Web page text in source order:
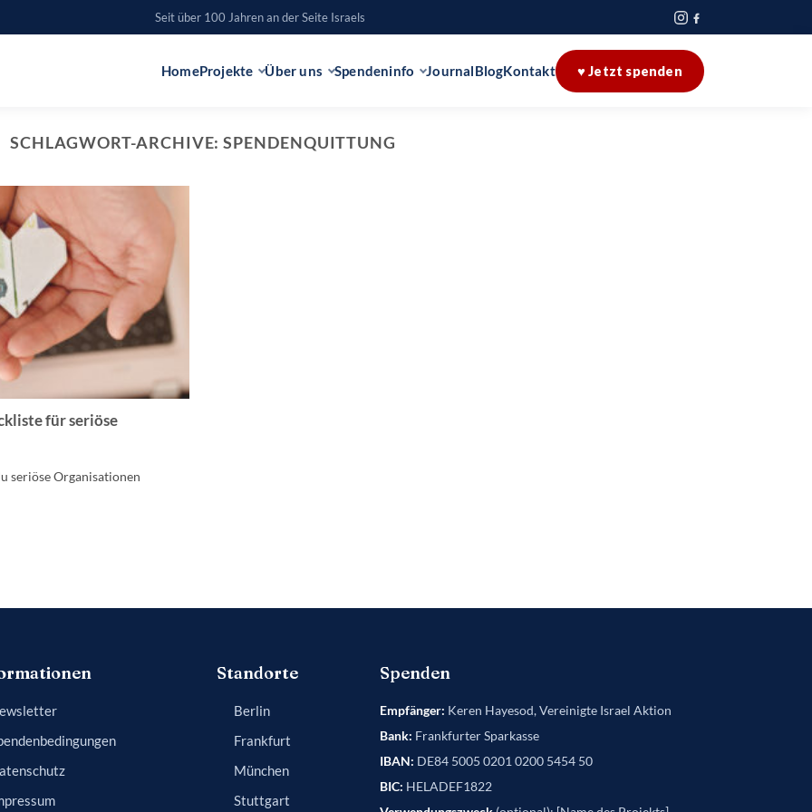
Seit über 100 Jahren an der Seite Israels
HomeProjekte Über uns Spendeninfo JournalBlogKontakt ♥ Jetzt spenden
SCHLAGWORT-ARCHIVE:SPENDENQUITTUNG
für seriöse
seriöse Organisationen
Standorte
Berlin
Frankfurt
München
Stuttgart
Spenden
Empfänger: Keren Hayesod, Vereinigte Israel Aktion
Bank: Frankfurter Sparkasse
IBAN: DE84 5005 0201 0200 5454 50
BIC: HELADEF1822